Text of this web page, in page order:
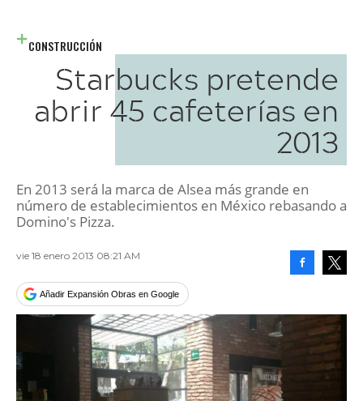
CONSTRUCCIÓN
Starbucks pretende
abrir 45 cafeterías en
2013
En 2013 será la marca de Alsea más grande en
número de establecimientos en México rebasando a
Domino's Pizza.
vie 18 enero 2013 08:21 AM
Añadir Expansión Obras en Google